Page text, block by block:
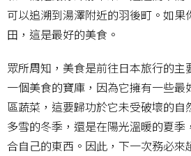
可以追溯到湯澤附近的羽後町。如果
田，這是最好的美食。
眾所周知，美食是前往日本旅行的
一個美食的寶庫，因為它擁有一些最
區蔬菜，這要歸功於它未受破壞的自
多雪的冬季，還是在陽光溫暖的夏
合自己的東西。因此，下一次務必來